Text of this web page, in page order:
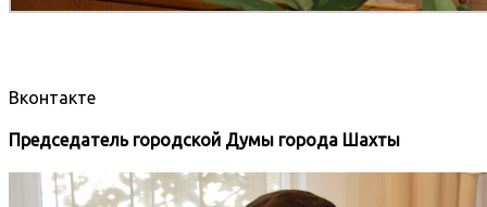
Вконтакте
Председатель городской Думы города Шахты